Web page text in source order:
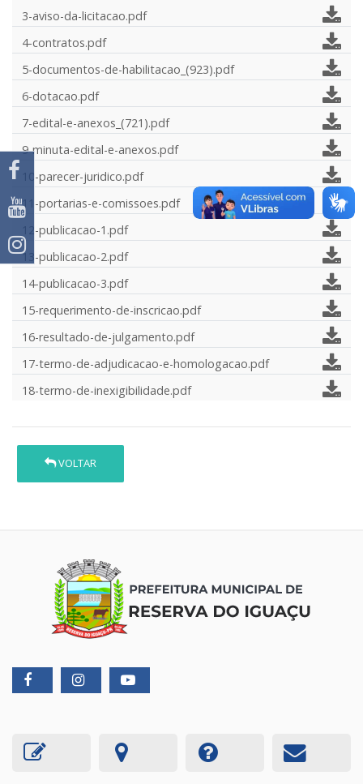
3-aviso-da-licitacao.pdf
4-contratos.pdf
5-documentos-de-habilitacao_(923).pdf
6-dotacao.pdf
7-edital-e-anexos_(721).pdf
9-minuta-edital-e-anexos.pdf
10-parecer-juridico.pdf
11-portarias-e-comissoes.pdf
12-publicacao-1.pdf
13-publicacao-2.pdf
14-publicacao-3.pdf
15-requerimento-de-inscricao.pdf
16-resultado-de-julgamento.pdf
17-termo-de-adjudicacao-e-homologacao.pdf
18-termo-de-inexigibilidade.pdf
VOLTAR